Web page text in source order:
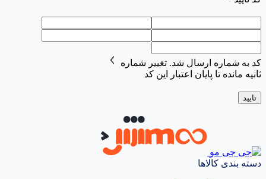
کد به شماره ارسال شد. تغییر شماره
ثانیه مانده تا پایان اعتبار این کد
تایید
دسته بندی کالاها